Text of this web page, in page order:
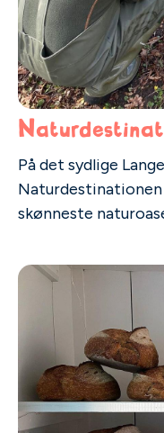
På det sydlige
Naturdestinationen
skønneste